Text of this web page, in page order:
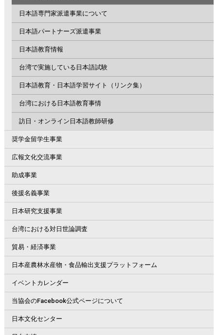
日本語専門家派遣事業について
日本語パートナーズ派遣事業
日本語教育情報
台湾で実施している日本語試験
日本語教育・日本語学習サイト（リンク集）
台湾における日本語教育事情
訪日・オンライン日本語教師研修
奨学金留学生事業
広報文化交流事業
助成事業
後援名義事業
日本研究支援事業
台湾における対日世論調査
貿易・経済事業
日本産農林水産物・食品輸出支援プラットフォーム
イベントカレンダー
当協会のFacebook公式ページについて
日本文化センター